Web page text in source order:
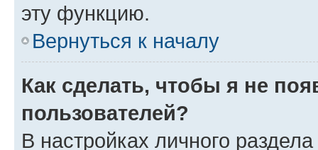
эту функцию.
Вернуться к началу
Как сделать, чтобы я не
пользователей?
В настройках личного